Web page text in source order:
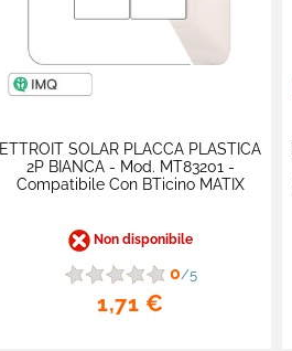
ETTROIT SOLAR PLACCA PLASTICA
2P BIANCA - Mod. MT83201 -
Compatibile Con BTicino MATIX
Non disponibile
0/5
1,71 €